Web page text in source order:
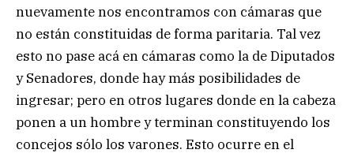
nuevamente nos encontramos con cámaras que
no están constituidas de forma paritaria. Tal vez
esto no pase acá en cámaras como la de Diputados
y Senadores, donde hay más posibilidades de
ingresar; pero en otros lugares donde en la cabeza
ponen a un hombre y terminan constituyendo los
concejos sólo los varones. Esto ocurre en el